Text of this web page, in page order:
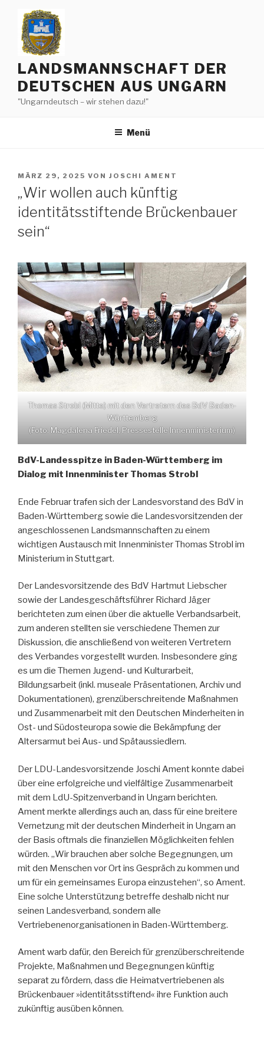
springen
LANDSMANNSCHAFT DER
DEUTSCHEN AUS UNGARN
"Ungarndeutsch – wir stehen dazu!"
Menü
VERÖFFENTLICHT
AM
MÄRZ 29, 2025 VON JOSCHI AMENT
„Wir wollen auch künftig
identitätsstiftende Brückenbauer
sein“
Thomas Strobl (Mitte) mit den Vertretern des BdV Baden-
Württemberg
(Foto: Magdalena Friedel, Pressestelle Innenministerium)
BdV-Landesspitze in Baden-Württemberg im
Dialog mit Innenminister Thomas Strobl
Ende Februar trafen sich der Landesvorstand des BdV in
Baden-Württemberg sowie die Landesvorsitzenden der
angeschlossenen Landsmannschaften zu einem
wichtigen Austausch mit Innenminister Thomas Strobl im
Ministerium in Stuttgart.
Der Landesvorsitzende des BdV Hartmut Liebscher
sowie der Landesgeschäftsführer Richard Jäger
berichteten zum einen über die aktuelle Verbandsarbeit,
zum anderen stellten sie verschiedene Themen zur
Diskussion, die anschließend von weiteren Vertretern
des Verbandes vorgestellt wurden. Insbesondere ging
es um die Themen Jugend- und Kulturarbeit,
Bildungsarbeit (inkl. museale Präsentationen, Archiv und
Dokumentationen), grenzüberschreitende Maßnahmen
und Zusammenarbeit mit den Deutschen Minderheiten in
Ost- und Südosteuropa sowie die Bekämpfung der
Altersarmut bei Aus- und Spätaussiedlern.
Der LDU-Landesvorsitzende Joschi Ament konnte dabei
über eine erfolgreiche und vielfältige Zusammenarbeit
mit dem LdU-Spitzenverband in Ungarn berichten.
Ament merkte allerdings auch an, dass für eine breitere
Vernetzung mit der deutschen Minderheit in Ungarn an
der Basis oftmals die finanziellen Möglichkeiten fehlen
würden. „Wir brauchen aber solche Begegnungen, um
mit den Menschen vor Ort ins Gespräch zu kommen und
um für ein gemeinsames Europa einzustehen“, so Ament.
Eine solche Unterstützung betreffe deshalb nicht nur
seinen Landesverband, sondern alle
Vertriebenenorganisationen in Baden-Württemberg.
Ament warb dafür, den Bereich für grenzüberschreitende
Projekte, Maßnahmen und Begegnungen künftig
separat zu fördern, dass die Heimatvertriebenen als
Brückenbauer »identitätsstiftend« ihre Funktion auch
zukünftig ausüben können.